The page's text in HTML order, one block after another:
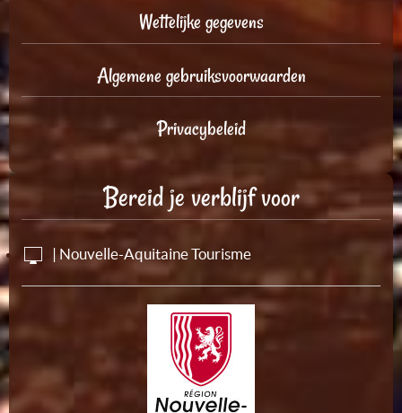
Wettelijke gegevens
Algemene gebruiksvoorwaarden
Privacybeleid
Bereid je verblijf voor
| Nouvelle-Aquitaine Tourisme